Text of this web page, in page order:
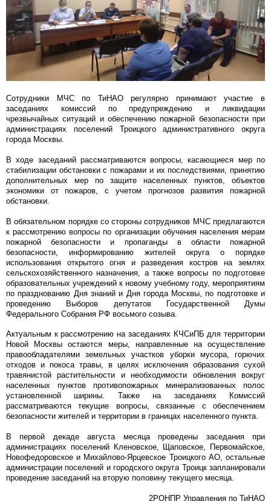
Сотрудники МЧС по ТиНАО регулярно принимают участие в
заседаниях комиссий по предупреждению и ликвидации
чрезвычайных ситуаций и обеспечению пожарной безопасности при
администрациях поселений Троицкого административного округа
города Москвы.
В ходе заседаний рассматриваются вопросы, касающиеся мер по
стабилизации обстановки с пожарами и их последствиями, принятию
дополнительных мер по защите населенных пунктов, объектов
экономики от пожаров, с учетом прогнозов развития пожарной
обстановки.
В обязательном порядке со стороны сотрудников МЧС предлагаются
к рассмотрению вопросы по организации обучения населения мерам
пожарной безопасности и пропаганды в области пожарной
безопасности, информированию жителей округа о порядке
использования открытого огня и разведения костров на землях
сельскохозяйственного назначения, а также вопросы по подготовке
образовательных учреждений к новому учебному году, мероприятиям
по празднованию Дня знаний и Дня города Москвы, по подготовке и
проведению Выборов депутатов Государственной Думы
Федерального Собрания РФ восьмого созыва.
Актуальным к рассмотрению на заседаниях КЧСиПБ для территории
Новой Москвы остаются меры, направленные на осуществление
правообладателями земельных участков уборки мусора, горючих
отходов и покоса травы, в целях исключения образования сухой
травянистой растительности и необходимости обновления вокруг
населенных пунктов противопожарных минерализованных полос
установленной ширины. Также на заседаниях Комиссий
рассматриваются текущие вопросы, связанные с обеспечением
безопасности жителей и территории в границах населенного пункта.
В первой декаде августа месяца проведены заседания при
администрациях поселений Кленовское, Щаповское, Первомайское,
Новофедоровское и Михайлово-Ярцевское Троицкого АО, остальные
администрации поселений и городского округа Троицк запланировали
проведение заседаний на вторую половину текущего месяца.
2РОНПР Управления по ТиНАО